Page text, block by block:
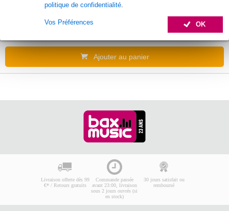
politique de confidentialité
OK
Vos Préférences
Délai de réapprovisionnement inconnu
Ajouter au panier
Livraison offerte dès 99
€* / Retours gratuits
Commande passée
avant 23:00, livraison
sous 2 jours ouvrés (si
en stock)
30 jours satisfait ou
remboursé